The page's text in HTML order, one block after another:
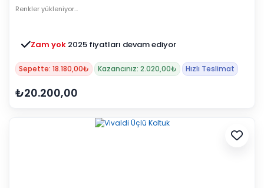
Renkler yükleniyor…
Zam yok 2025 fiyatları devam ediyor
Sepette: 18.180,00₺ Kazancınız: 2.020,00₺ Hızlı Teslimat
₺20.200,00